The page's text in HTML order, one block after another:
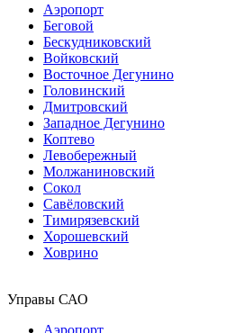
Аэропорт
Беговой
Бескудниковский
Войковский
Восточное Дегунино
Головинский
Дмитровский
Западное Дегунино
Коптево
Левобережный
Молжаниновский
Сокол
Савёловский
Тимирязевский
Хорошевский
Ховрино
Управы САО
Аэропорт